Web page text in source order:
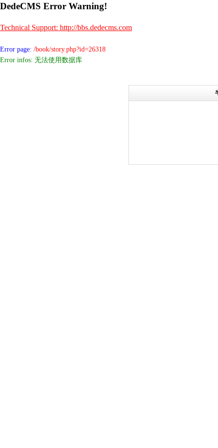
DedeCMS Error Warning!
Technical Support: http://bbs.dedecms.com
Error page: /book/story.php?id=26318
Error infos: 无法使用数据库